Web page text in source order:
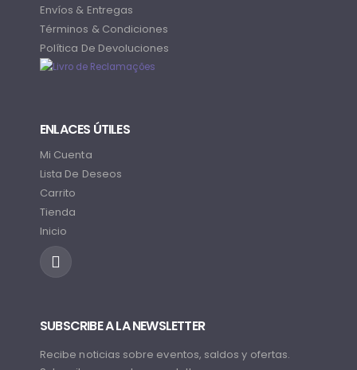
Envíos & Entregas
Términos & Condiciones
Política De Devoluciones
ENLACES ÚTILES
Mi Cuenta
Lista De Deseos
Carrito
Tienda
Inicio
SUBSCRIBE A LA NEWSLETTER
Recibe noticias sobre eventos, saldos y ofertas.